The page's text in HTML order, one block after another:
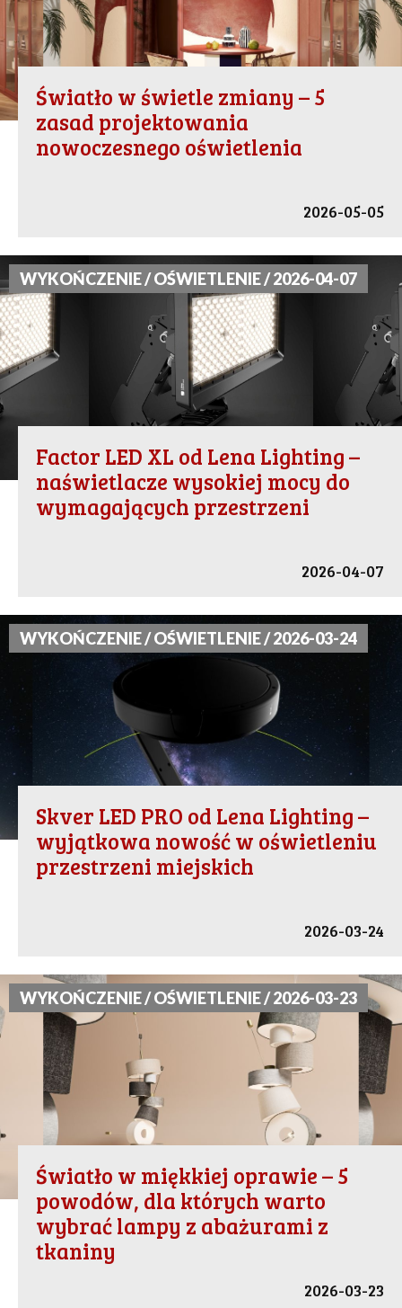
Światło w świetle zmiany – 5
zasad projektowania
nowoczesnego oświetlenia
2026-05-05
WYKOŃCZENIE / OŚWIETLENIE / 2026-04-07
Factor LED XL od Lena Lighting –
naświetlacze wysokiej mocy do
wymagających przestrzeni
2026-04-07
WYKOŃCZENIE / OŚWIETLENIE / 2026-03-24
Skver LED PRO od Lena Lighting –
wyjątkowa nowość w oświetleniu
przestrzeni miejskich
2026-03-24
WYKOŃCZENIE / OŚWIETLENIE / 2026-03-23
Światło w miękkiej oprawie – 5
powodów, dla których warto
wybrać lampy z abażurami z
tkaniny
2026-03-23